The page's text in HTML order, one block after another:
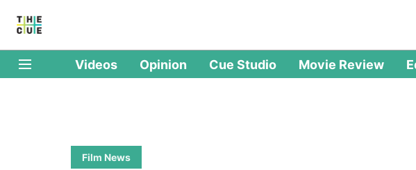
Videos Opinion Cue Studio Movie Review
Film News